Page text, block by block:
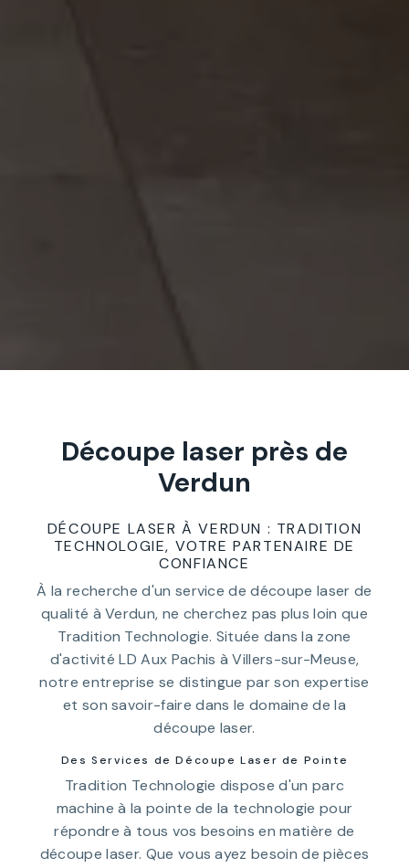
Découpe laser près de
Verdun
DÉCOUPE LASER À VERDUN : TRADITION
TECHNOLOGIE, VOTRE PARTENAIRE DE
CONFIANCE
À la recherche d'un service de découpe laser de
qualité à Verdun, ne cherchez pas plus loin que
Tradition Technologie. Située dans la zone
d'activité LD Aux Pachis à Villers-sur-Meuse,
notre entreprise se distingue par son expertise
et son savoir-faire dans le domaine de la
découpe laser.
Des Services de Découpe Laser de Pointe
Tradition Technologie dispose d'un parc
machine à la pointe de la technologie pour
répondre à tous vos besoins en matière de
découpe laser. Que vous ayez besoin de pièces